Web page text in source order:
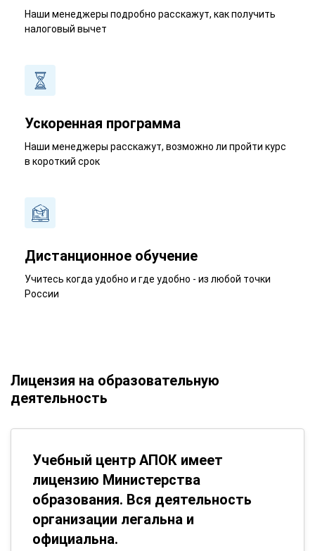
Наши менеджеры подробно расскажут, как получить
налоговый вычет
Ускоренная программа
Наши менеджеры расскажут, возможно ли пройти курс
в короткий срок
Дистанционное обучение
Учитесь когда удобно и где удобно - из любой точки
России
Лицензия на образовательную
деятельность
Учебный центр АПОК имеет
лицензию Министерства
образования. Вся деятельность
организации легальна и
официальна.